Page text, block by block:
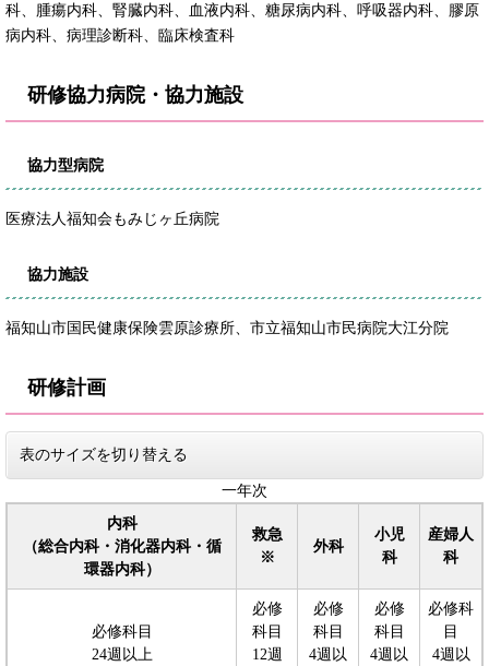
科、腫瘍内科、腎臓内科、血液内科、糖尿病内科、呼吸器内科、膠原
病内科、病理診断科、臨床検査科
研修協力病院・協力施設
協力型病院
医療法人福知会もみじヶ丘病院
協力施設
福知山市国民健康保険雲原診療所、市立福知山市民病院大江分院
研修計画
表のサイズを切り替える
一年次
内科
（総合内科・消化器内科・循
環器内科）
救急
※
外科
小児
科
産婦人
科
必修科目
24週以上
必修
科目
12週
必修
科目
4週以
必修
科目
4週以
必修科
目
4週以